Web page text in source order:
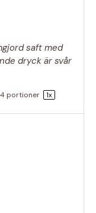
saft med
dryck är svår
4 portioner 1x